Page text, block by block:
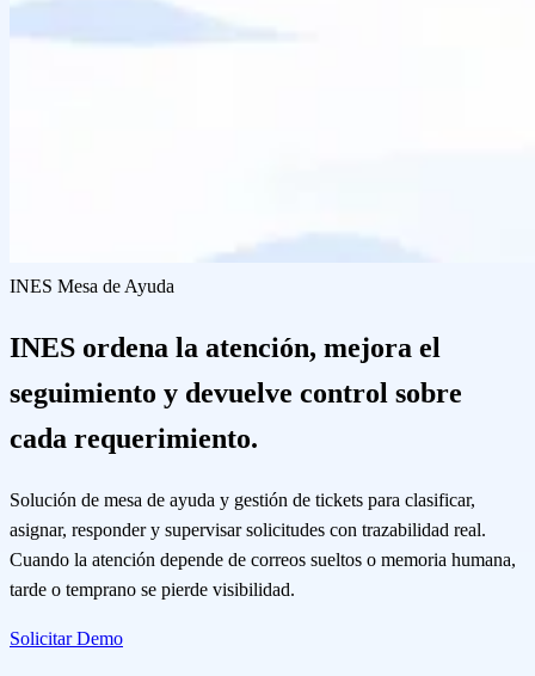
INES Mesa de Ayuda
INES ordena la atención, mejora el
seguimiento y devuelve control sobre
cada requerimiento.
Solución de mesa de ayuda y gestión de tickets para clasificar,
asignar, responder y supervisar solicitudes con trazabilidad real.
Cuando la atención depende de correos sueltos o memoria humana,
tarde o temprano se pierde visibilidad.
Solicitar Demo